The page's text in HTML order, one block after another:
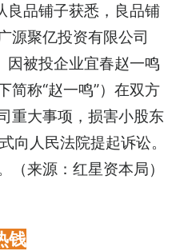
良品铺子获悉，良品铺
源聚亿投资有限公司
因被投企业宜春赵一鸣
简称“赵一鸣”）在双方
重大事项，损害小股东
向人民法院提起诉讼。
（来源：红星资本局）
钱